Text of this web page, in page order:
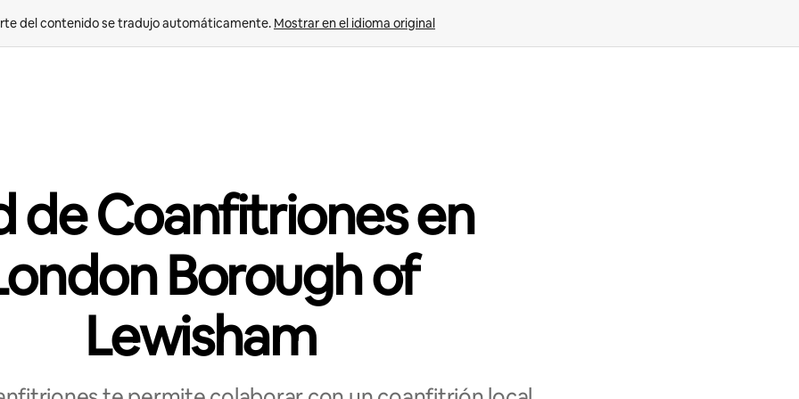
del contenido se tradujo automáticamente. Mostrar en el idioma original
de Coanfitriones en
Borough of
Lewisham